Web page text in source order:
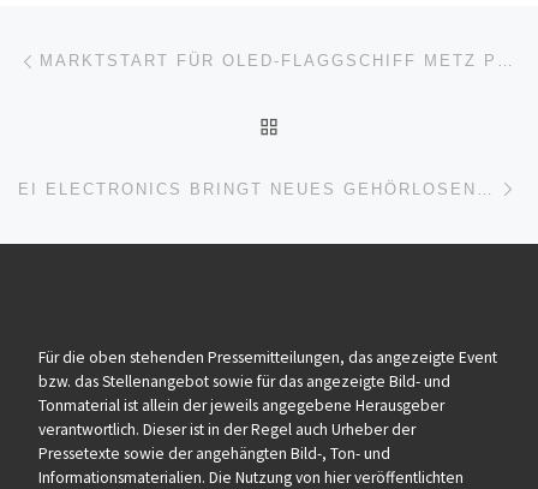
Beitragsnavigation
Für die oben stehenden Pressemitteilungen, das angezeigte Event
bzw. das Stellenangebot sowie für das angezeigte Bild- und
Tonmaterial ist allein der jeweils angegebene Herausgeber
verantwortlich. Dieser ist in der Regel auch Urheber der
Pressetexte sowie der angehängten Bild-, Ton- und
Informationsmaterialien. Die Nutzung von hier veröffentlichten